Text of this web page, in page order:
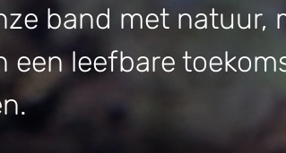
band met natuur,
een leefbare